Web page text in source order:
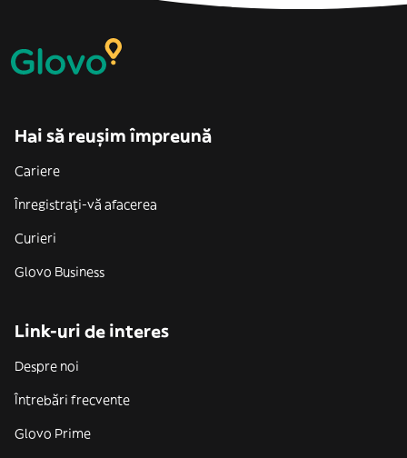
Hai să reușim împreună
Cariere
Înregistrați-vă afacerea
Curieri
Glovo Business
Link-uri de interes
Despre noi
Întrebări frecvente
Glovo Prime